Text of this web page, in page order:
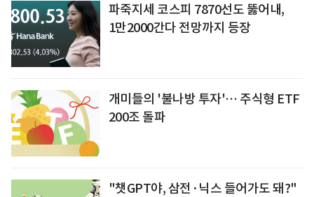
파죽지세 코스피 7870선도 뚫어내,
1만2000간다 전망까지 등장
개미들의 '불나방 투자'… 주식형 ETF
200조 돌파
"챗GPT야, 삼전·닉스 들어가도 돼?"